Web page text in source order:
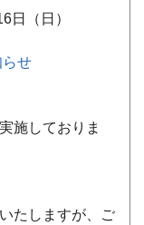
日（日）
せ
施しておりま
たしますが、ご